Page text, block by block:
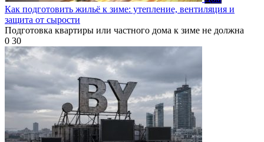
Как подготовить жильё к зиме: утепление, вентиляция и
защита от сырости
Подготовка квартиры или частного дома к зиме не должна
0 30